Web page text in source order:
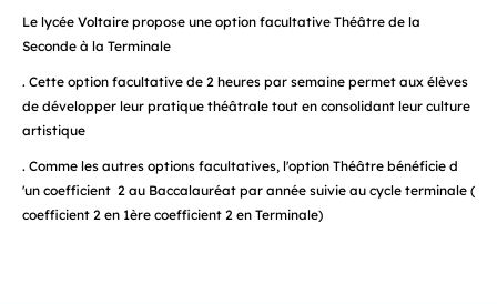
Le lycée Voltaire propose une option facultative Théâtre de la
Seconde à la Terminale
. Cette option facultative de 2 heures par semaine permet aux élèves
de développer leur pratique théâtrale tout en consolidant leur culture
artistique
. Comme les autres options facultatives, l'option Théâtre bénéficie d
'un coefficient 2 au Baccalauréat par année suivie au cycle terminale (
coefficient 2 en 1ère coefficient 2 en Terminale)